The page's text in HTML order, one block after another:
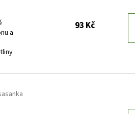
a
93 Kč